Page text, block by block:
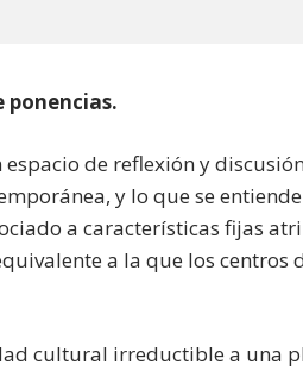
ponencias.
de reflexión y
y lo que se
a características fijas
a la que los
cultural irreductible a una